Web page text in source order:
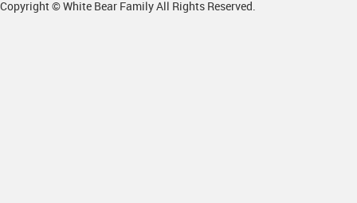
Copyright © White Bear Family All Rights Reserved.